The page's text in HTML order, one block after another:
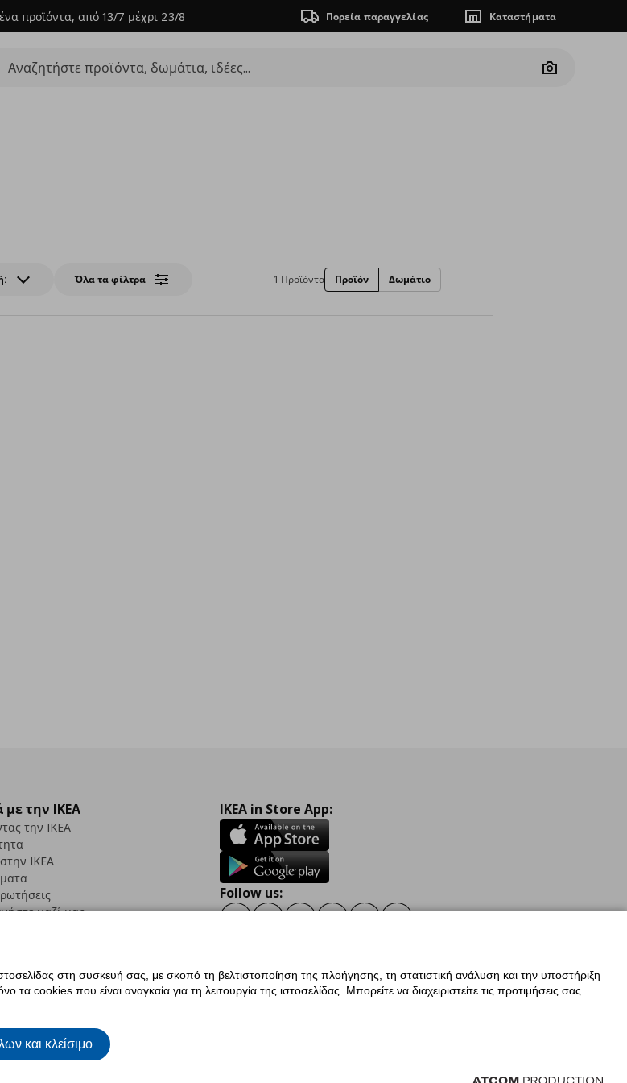
προϊόντα, από 13/7 μέχρι 23/8 Πορεία παραγγελίας Καταστήματα
Camera
Όλα τα φίλτρα 1 Προϊόντα Προϊόν Δωμάτιο
με την IKEA
την IKEA
IKEA
μαζί μας
IKEA in Store App:
Follow us:
Γενική Πολιτική Προσωπικών Δεδομένων
στη συσκευή σας, με σκοπό τη βελτιστοποίηση της πλοήγησης, τη στατιστική ανάλυση και την υποστήριξη
cookies που είναι αναγκαία για τη λειτουργία της ιστοσελίδας. Μπορείτε να διαχειριστείτε τις προτιμήσεις σας
και κλείσιμο